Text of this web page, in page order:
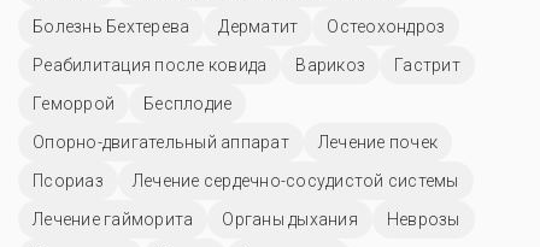
Болезнь Бехтерева
Дерматит
Остеохондроз
Реабилитация после ковида
Варикоз
Гастрит
Геморрой
Бесплодие
Опорно-двигательный аппарат
Лечение почек
Псориаз
Лечение сердечно-сосудистой системы
Лечение гайморита
Органы дыхания
Неврозы